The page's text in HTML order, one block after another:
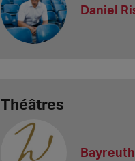
Daniel
Théâtres